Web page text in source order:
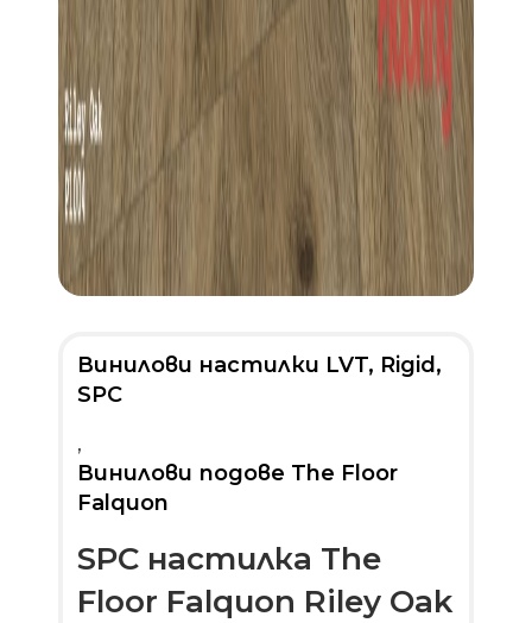
Винилови настилки LVT, Rigid,
SPC
,
Винилови подове The Floor
Falquon
SPC настилка The
Floor Falquon Riley Oak